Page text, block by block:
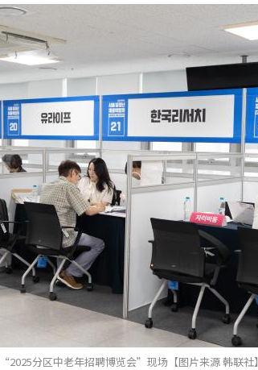
“2025分区中老年招聘博览会”现场【图片来源 韩联社】